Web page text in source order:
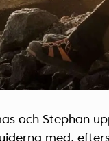
och Stephan
med,